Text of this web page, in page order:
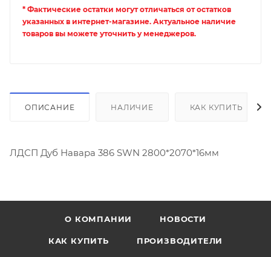
* Фактические остатки могут отличаться от остатков
указанных в интернет-магазине. Актуальное наличие
товаров вы можете уточнить у менеджеров.
ОПИСАНИЕ НАЛИЧИЕ КАК КУПИТЬ
ЛДСП Дуб Навара 386 SWN 2800*2070*16мм
О КОМПАНИИ НОВОСТИ
КАК КУПИТЬ ПРОИЗВОДИТЕЛИ